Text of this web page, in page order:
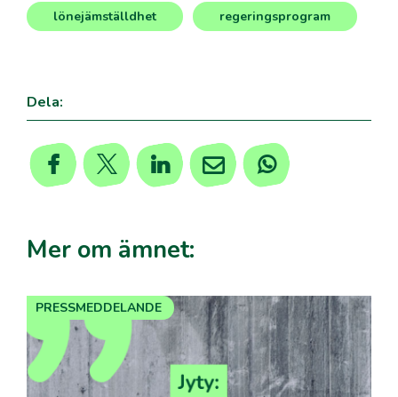
, lönejämställdhet regeringsprogram
Dela:
Mer om ämnet:
PRESSMEDDELANDE